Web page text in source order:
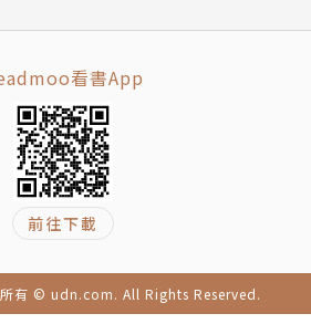
看書App
前往下載
所有 © udn.com. All Rights Reserved.